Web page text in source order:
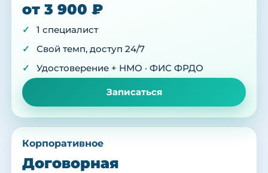
от 3 900 ₽
1 специалист
Свой темп, доступ 24/7
Удостоверение + НМО · ФИС ФРДО
Записаться
Корпоративное
Договорная